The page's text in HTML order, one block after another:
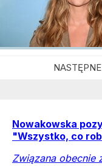
Nowakowska
"Wszystko, co
Związana obecnie